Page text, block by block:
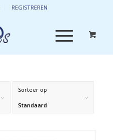
REGISTREREN
Sorteer op
Standaard